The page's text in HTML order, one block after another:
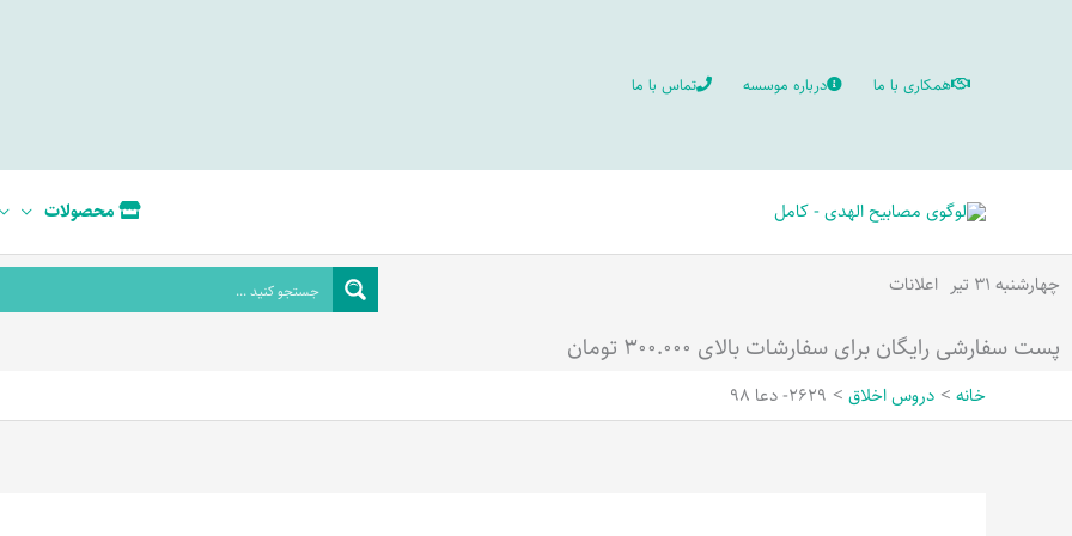
همکاری با ما درباره موسسه تماس با ما
محصولات
چهارشنبه ۳۱ تیر اعلانات
پست سفارشی رایگان برای سفارشات بالای ۳۰۰.۰۰۰ تومان
خانه دروس اخلاق 2629- دعا 98